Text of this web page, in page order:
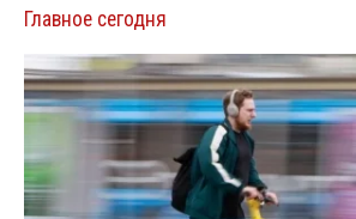
Главное сегодня